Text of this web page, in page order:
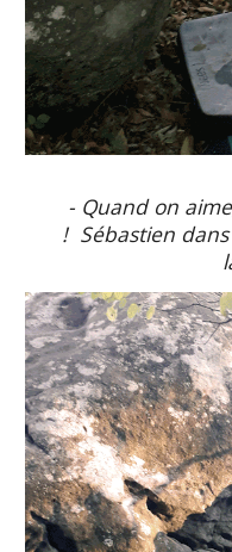
- Quand on
! Sébastien dans